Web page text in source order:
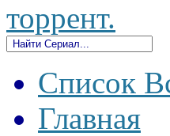
торрент.
Список
Главная